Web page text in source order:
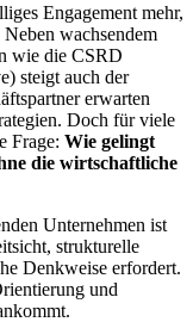
Engagement mehr,
wachsendem
wie die CSRD
steigt auch der
erwarten
Doch für viele
Frage: Wie gelingt
die wirtschaftliche
Unternehmen ist
strukturelle
Denkweise erfordert.
und